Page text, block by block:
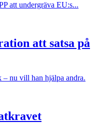
att undergräva EU:s...
att satsa på
nu vill han hjälpa andra.